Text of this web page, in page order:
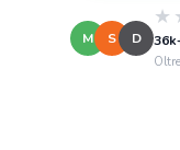
M S D
Oltre